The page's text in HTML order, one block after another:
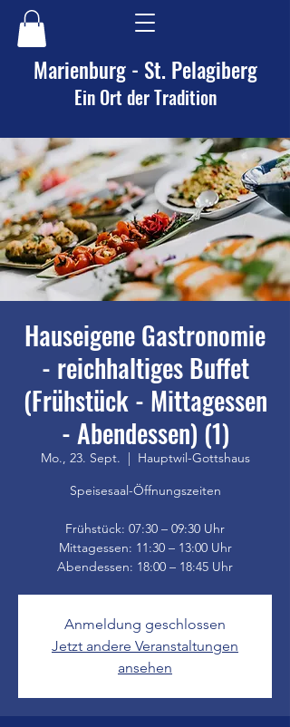
Marienburg - St. Pelagiberg
Ein Ort der Tradition
Hauseigene Gastronomie
- reichhaltiges Buffet
(Frühstück - Mittagessen
- Abendessen) (1)
Mo., 23. Sept.
  |
Hauptwil-Gottshaus
Speisesaal-Öffnungszeiten
Frühstück: 07:30 – 09:30 Uhr
Mittagessen: 11:30 – 13:00 Uhr
Anmeldung geschlossen
Jetzt andere Veranstaltungen
ansehen